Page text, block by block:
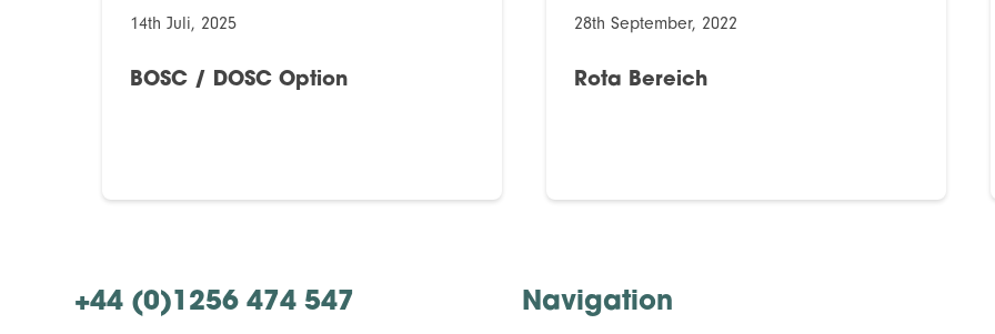
14th Juli, 2025
BOSC / DOSC Option
28th September, 2022
Rota Bereich
+44 (0)1256 474 547 Navigation